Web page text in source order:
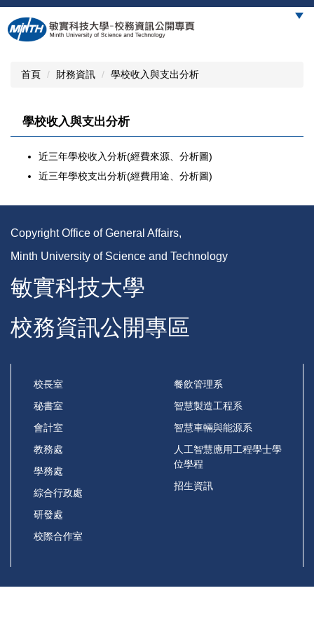
跳
到
主
首頁 財務資訊 學校收入與支出分析
學校收入與支出分析
近三年學校收入分析(經費來源、分析圖)
近三年學校支出分析(經費用途、分析圖)
Copyright Office of General Affairs,
Minth University of Science and Technology
敏實科技大學
校務資訊公開專區
校長室
秘書室
會計室
教務處
學務處
綜合行政處
研發處
校際合作室
餐飲管理系
智慧製造工程系
智慧車輛與能源系
人工智慧應用工程學士學
位學程
招生資訊